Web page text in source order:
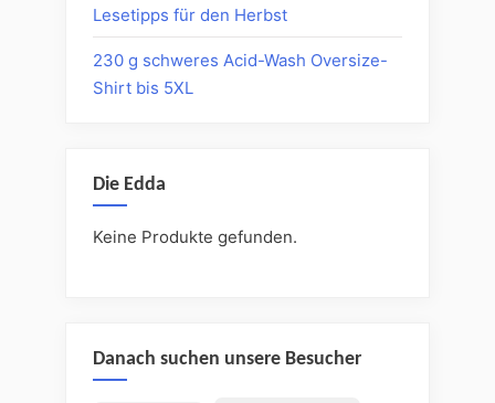
Lesetipps für den Herbst
230 g schweres Acid-Wash Oversize-
Shirt bis 5XL
Die Edda
Keine Produkte gefunden.
Danach suchen unsere Besucher